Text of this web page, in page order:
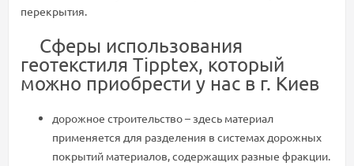
перекрытия.
Сферы использования
геотекстиля Tipptex, который
можно приобрести у нас в г. Киев
дорожное строительство – здесь материал
применяется для разделения в системах дорожных
покрытий материалов, содержащих разные фракции.